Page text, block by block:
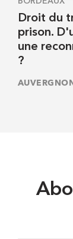
Droit du
prison.
une
?